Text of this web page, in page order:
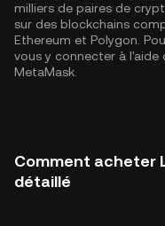
milliers de paires de
sur des blockchains
Ethereum et Polygon .
vous y connecter à
MetaMask.
Comment acheter
détaillé